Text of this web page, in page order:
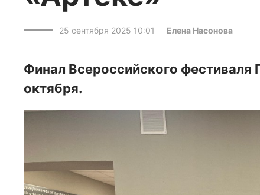
25 сентября 2025 10:01 Елена Насонова
Финал Всероссийского фестиваля
октября.